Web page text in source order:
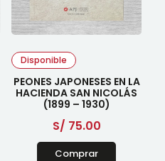
Disponible
PEONES JAPONESES EN LA
HACIENDA SAN NICOLÁS
(1899 – 1930)
S/ 75.00
Comprar